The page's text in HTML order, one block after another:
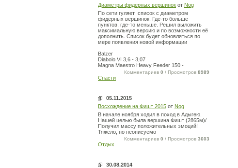
Диаметры фидерных вершинок от Nog
По сети гуляет список с диаметром
фидерных вершинок. Где-то больше
пунктов, где-то меньше. Решил выложить
максимальную версию и по возможности её
дополнить. Список будет обновляться по
мере появления новой информации
Balzer
Diabolo VI 3,6 - 3,07
Magna Maestro Heavy Feeder 150 -
Комментариев 0 / Просмотров 8989
Снасти
05.11.2015
Восхождение на Фишт 2015 от Nog
В начале ноября ходил в поход в Адыгею.
Нашей целью была вершина Фишт (2865м)/
Получил массу положительных эмоций!
Тяжело, но неописуемо
Комментариев 0 / Просмотров 3603
Отдых
30.08.2014